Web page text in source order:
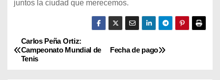
juntos la ciudad que merecemos.
N
Fecha de pago
Carlos Peña Ortiz:
Campeonato Mundial de
Tenis